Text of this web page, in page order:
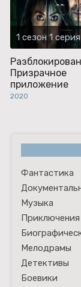
1 сезон 1 серия
Призрачное
приложение
2020
Фантастика
Музыка
Приключения
Мелодрамы
Детективы
Боевики